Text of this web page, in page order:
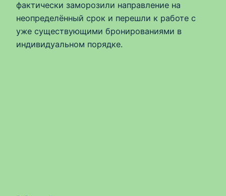
фактически заморозили направление на
неопределённый срок и перешли к работе с
уже существующими бронированиями в
индивидуальном порядке.